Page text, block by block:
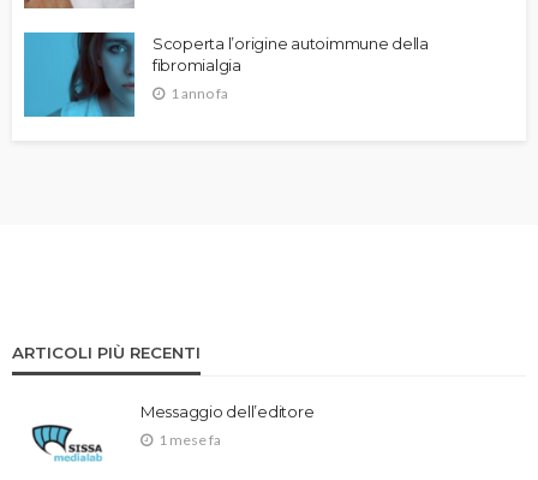
Scoperta l’origine autoimmune della
fibromialgia
1 anno fa
ARTICOLI PIÙ RECENTI
Messaggio dell’editore
1 mese fa